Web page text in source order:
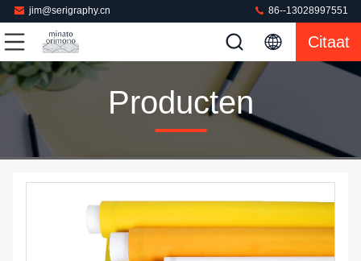
jim@serigraphy.cn 86--13028997551
Citaat
Producten